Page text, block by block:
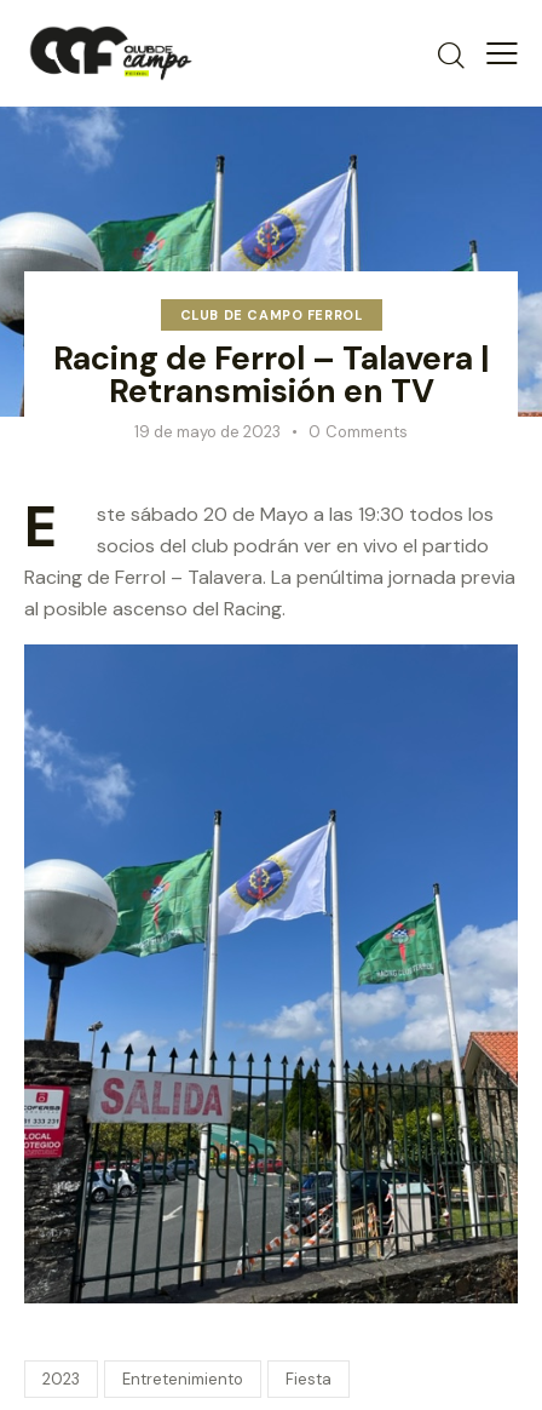
CLUB DE CAMPO FERROL
Racing de Ferrol – Talavera |
Retransmisión en TV
19 de mayo de 2023 0 Comments
E
ste sábado 20 de Mayo a las 19:30 todos los
socios del club podrán ver en vivo el partido
Racing de Ferrol – Talavera. La penúltima jornada previa
al posible ascenso del Racing.
2023 Entretenimiento Fiesta